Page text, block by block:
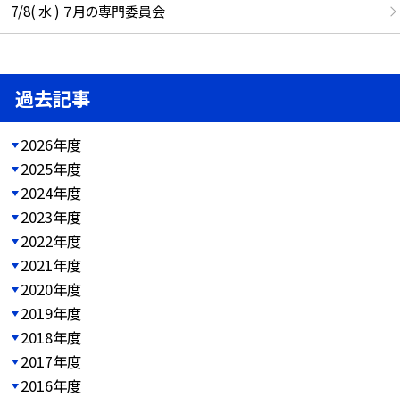
7/8( 水 ) ７月の専門委員会
過去記事
2026年度
2025年度
2024年度
2023年度
2022年度
2021年度
2020年度
2019年度
2018年度
2017年度
2016年度